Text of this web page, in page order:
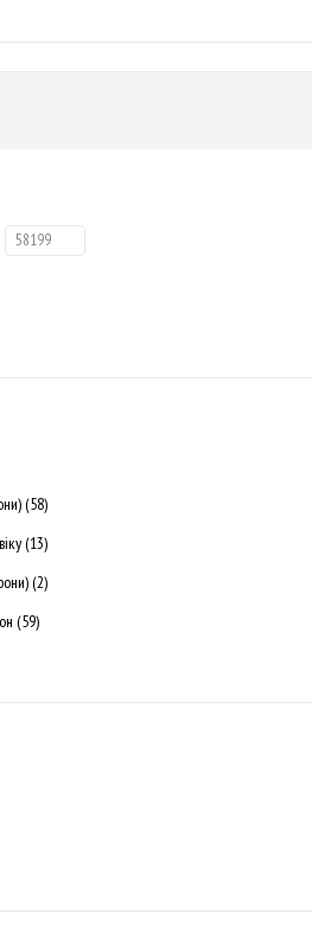
(58)
(13)
(2)
(59)